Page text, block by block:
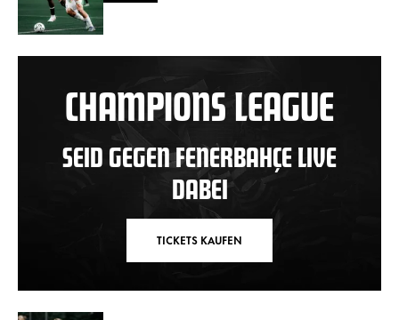
CHAMPIONS LEAGUE
SEID GEGEN FENERBAHÇE LIVE
DABEI
TICKETS KAUFEN